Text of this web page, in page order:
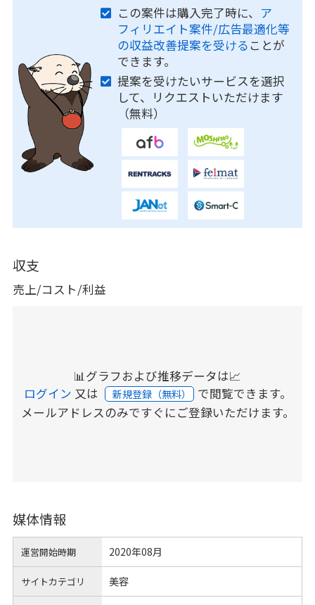
この案件は購入完了時に、 ア
フィリエイト案件/広告最適化等
の収益改善提案を受ける ことが
できます。
提案を受けたいサービスを選択
して、リクエストいただけます
（無料）
収支
売上/コスト/利益
📊グラフおよび推移データは📈
ログイン 又は 新規登録（無料） で閲覧できます。
メールアドレスのみですぐにご登録いただけます。
媒体情報
運営開始時期 2020年08月
サイトカテゴリ 美容